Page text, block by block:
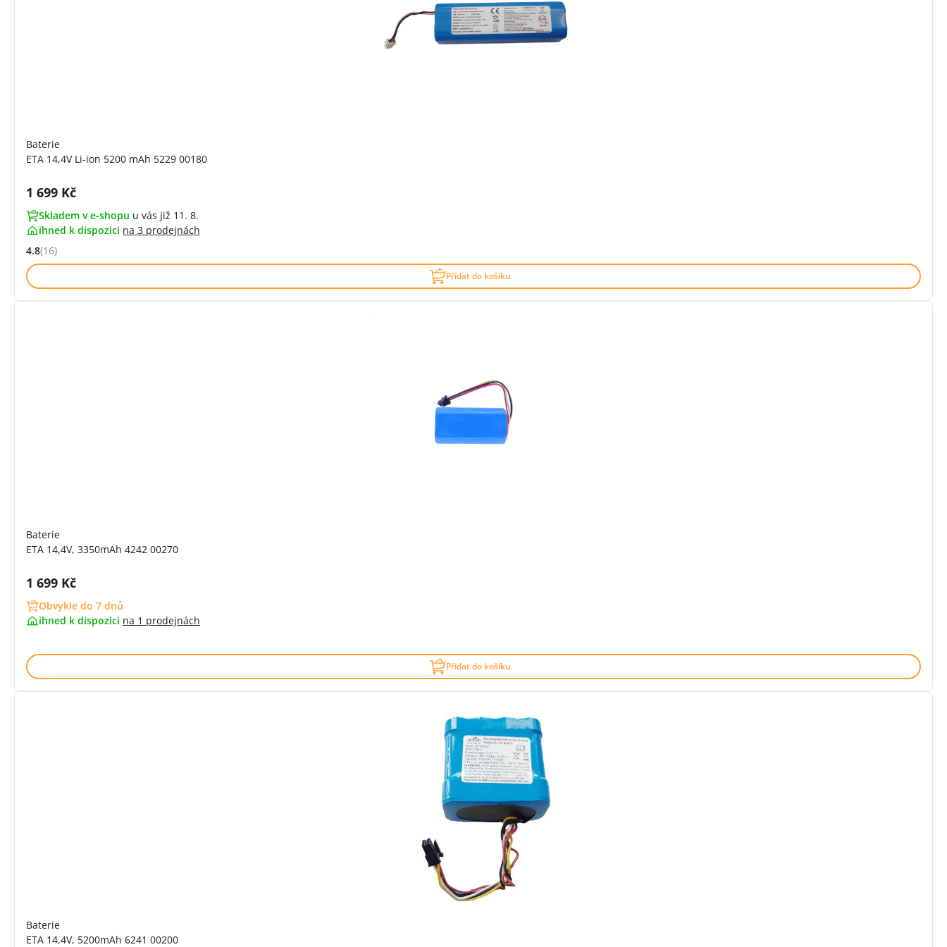
Baterie
ETA 14,4V Li-ion 5200 mAh 5229 00180
Cena s DPH:
1 699 Kč
Skladem v e-shopu u vás již 11. 8.
ihned k dispozici na 3 prodejnách
Hodnocení: 4.8 z 5 (16 recenzí)
4.8(16)
Přidat do košíku
Baterie
ETA 14,4V, 3350mAh 4242 00270
Cena s DPH:
1 699 Kč
Obvykle do 7 dnů
ihned k dispozici na 1 prodejnách
Přidat do košíku
Baterie
ETA 14,4V, 5200mAh 6241 00200